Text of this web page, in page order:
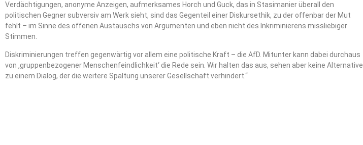
Verdächtigungen, anonyme Anzeigen, aufmerksames Horch und Guck, das in Stasimanier überall den
politischen Gegner subversiv am Werk sieht, sind das Gegenteil einer Diskursethik, zu der offenbar der Mut
fehlt – im Sinne des offenen Austauschs von Argumenten und eben nicht des Inkriminierens missliebiger
Stimmen.
Diskriminierungen treffen gegenwärtig vor allem eine politische Kraft – die AfD. Mitunter kann dabei durchaus
von ‚gruppenbezogener Menschenfeindlichkeit‘ die Rede sein. Wir halten das aus, sehen aber keine Alternative
zu einem Dialog, der die weitere Spaltung unserer Gesellschaft verhindert.“